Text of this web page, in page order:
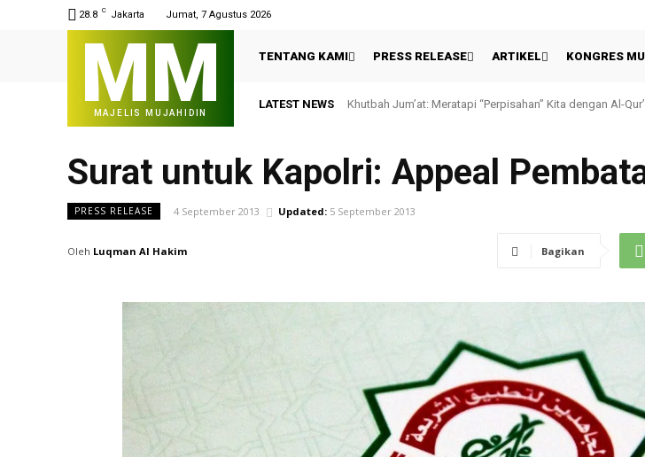
28.8 C Jakarta Jumat, 7 Agustus 2026
MM
MAJELIS MUJAHIDIN
TENTANG KAMI PRESS RELEASE ARTIKEL KONGRES
LATEST NEWS Khutbah Jum’at: Meratapi “Perpisahan” Kita dengan Al-
Surat untuk Kapolri: Appeal
PRESS RELEASE 4 September 2013 Updated: 5 September 2013
Oleh Luqman Al Hakim Bagikan